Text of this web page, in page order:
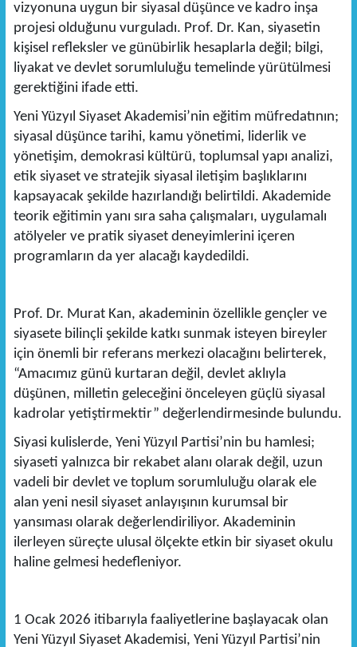
vizyonuna uygun bir siyasal düşünce ve kadro inşa
projesi olduğunu vurguladı. Prof. Dr. Kan, siyasetin
kişisel refleksler ve günübirlik hesaplarla değil; bilgi,
liyakat ve devlet sorumluluğu temelinde yürütülmesi
gerektiğini ifade etti.
Yeni Yüzyıl Siyaset Akademisi’nin eğitim müfredatının;
siyasal düşünce tarihi, kamu yönetimi, liderlik ve
yönetişim, demokrasi kültürü, toplumsal yapı analizi,
etik siyaset ve stratejik siyasal iletişim başlıklarını
kapsayacak şekilde hazırlandığı belirtildi. Akademide
teorik eğitimin yanı sıra saha çalışmaları, uygulamalı
atölyeler ve pratik siyaset deneyimlerini içeren
programların da yer alacağı kaydedildi.
Prof. Dr. Murat Kan, akademinin özellikle gençler ve
siyasete bilinçli şekilde katkı sunmak isteyen bireyler
için önemli bir referans merkezi olacağını belirterek,
“Amacımız günü kurtaran değil, devlet aklıyla
düşünen, milletin geleceğini önceleyen güçlü siyasal
kadrolar yetiştirmektir” değerlendirmesinde bulundu.
Siyasi kulislerde, Yeni Yüzyıl Partisi’nin bu hamlesi;
siyaseti yalnızca bir rekabet alanı olarak değil, uzun
vadeli bir devlet ve toplum sorumluluğu olarak ele
alan yeni nesil siyaset anlayışının kurumsal bir
yansıması olarak değerlendiriliyor. Akademinin
ilerleyen süreçte ulusal ölçekte etkin bir siyaset okulu
haline gelmesi hedefleniyor.
1 Ocak 2026 itibarıyla faaliyetlerine başlayacak olan
Yeni Yüzyıl Siyaset Akademisi, Yeni Yüzyıl Partisi’nin